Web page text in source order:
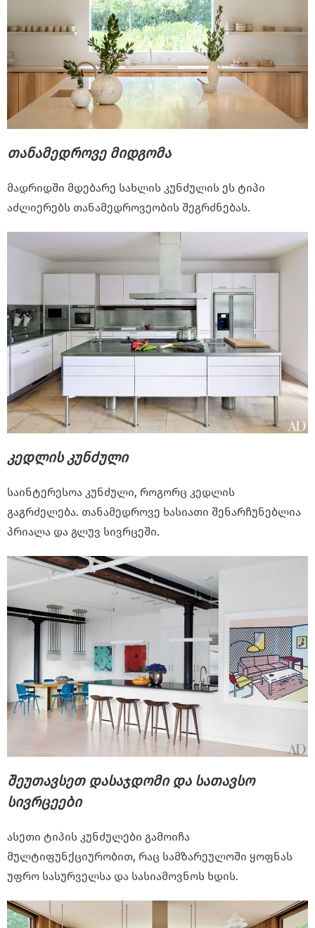
თანამედროვე მიდგომა
მადრიდში მდებარე სახლის კუნძულის ეს ტიპი
აძლიერებს თანამედროვეობის შეგრძნებას.
კედლის კუნძული
საინტერესოა კუნძული, როგორც კედლის
გაგრძელება. თანამედროვე ხასიათი შენარჩუნებლია
პრიალა და გლუვ სივრცეში.
შეუთავსეთ დასაჯდომი და სათავსო
სივრცეები
ასეთი ტიპის კუნძულები გამოიჩა
მულტიფუნქციურობით, რაც სამზარეულოში ყოფნას
უფრო სასურველსა და სასიამოვნოს ხდის.